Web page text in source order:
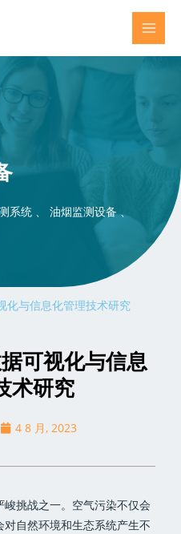
系统 、 油烟监测设备 、
化与信息化管理技术研究
可视化与信息
术研究
4 8 月, 2023
挑战之一。空气污染不仅会
自然环境和生态系统产生不